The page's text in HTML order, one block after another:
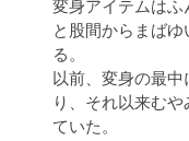
変身アイテムはふ
と股間からまば
る。
以前、変身の最
り、それ以来む
ていた。